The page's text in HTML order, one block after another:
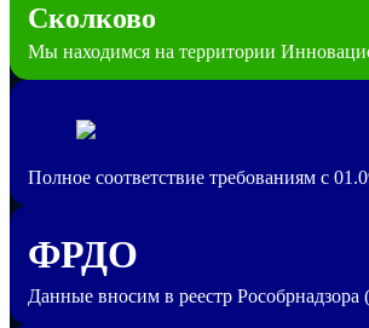
Сколково
Мы находимся на территории
Полное соответствие требованиям с
ФРДО
Данные вносим в реестр